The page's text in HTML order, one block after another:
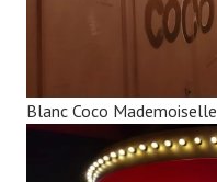
Blanc Coco Mademoiselle